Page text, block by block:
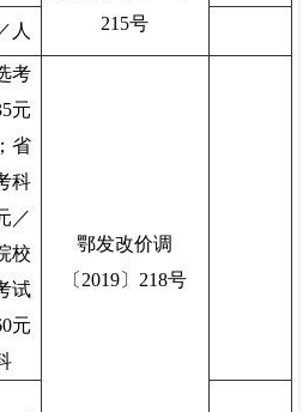
215号
人
考
元
省
科
／
校
试
元
鄂发改价调
〔2019〕218号